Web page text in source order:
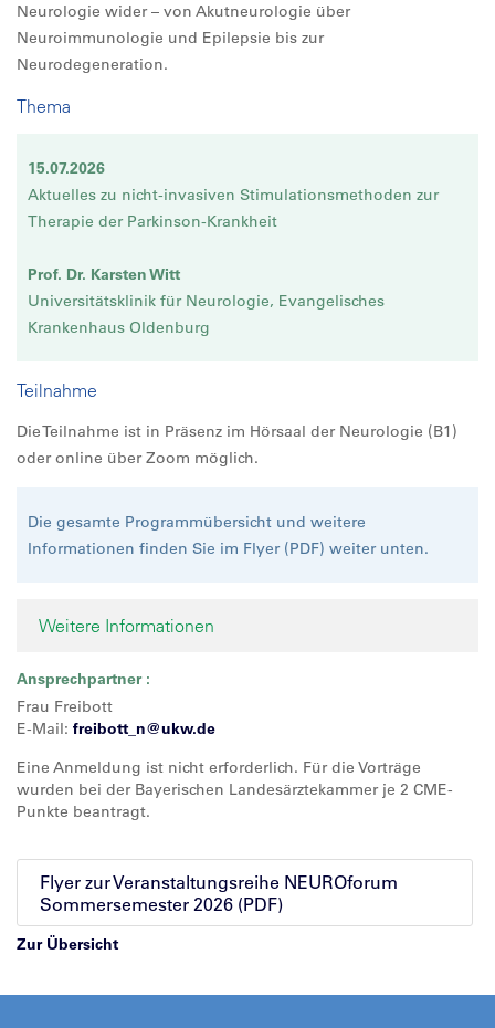
Neurologie wider – von Akutneurologie über
Neuroimmunologie und Epilepsie bis zur
Neurodegeneration.
Thema
15.07.2026
Aktuelles zu nicht-invasiven Stimulationsmethoden zur
Therapie der Parkinson-Krankheit
Prof. Dr. Karsten Witt
Universitätsklinik für Neurologie, Evangelisches
Krankenhaus Oldenburg
Teilnahme
Die Teilnahme ist in Präsenz im Hörsaal der Neurologie (B1)
oder online über Zoom möglich.
Die gesamte Programmübersicht und weitere
Informationen finden Sie im Flyer (PDF) weiter unten.
Weitere Informationen
Ansprechpartner :
Frau Freibott
E-Mail: freibott_n@ukw.de
Eine Anmeldung ist nicht erforderlich. Für die Vorträge
wurden bei der Bayerischen Landesärztekammer je 2 CME-
Punkte beantragt.
Flyer zur Veranstaltungsreihe NEUROforum
Sommersemester 2026 (PDF)
Zur Übersicht